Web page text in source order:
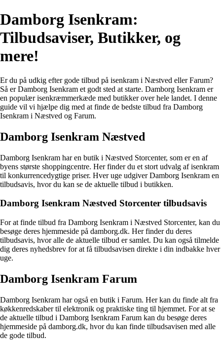
Damborg Isenkram:
Tilbudsaviser, Butikker, og
mere!
Er du på udkig efter gode tilbud på isenkram i Næstved eller Farum?
Så er Damborg Isenkram et godt sted at starte. Damborg Isenkram er
en populær isenkræmmerkæde med butikker over hele landet. I denne
guide vil vi hjælpe dig med at finde de bedste tilbud fra Damborg
Isenkram i Næstved og Farum.
Damborg Isenkram Næstved
Damborg Isenkram har en butik i Næstved Storcenter, som er en af
byens største shoppingcentre. Her finder du et stort udvalg af isenkram
til konkurrencedygtige priser. Hver uge udgiver Damborg Isenkram en
tilbudsavis, hvor du kan se de aktuelle tilbud i butikken.
Damborg Isenkram Næstved Storcenter tilbudsavis
For at finde tilbud fra Damborg Isenkram i Næstved Storcenter, kan du
besøge deres hjemmeside på damborg.dk. Her finder du deres
tilbudsavis, hvor alle de aktuelle tilbud er samlet. Du kan også tilmelde
dig deres nyhedsbrev for at få tilbudsavisen direkte i din indbakke hver
uge.
Damborg Isenkram Farum
Damborg Isenkram har også en butik i Farum. Her kan du finde alt fra
køkkenredskaber til elektronik og praktiske ting til hjemmet. For at se
de aktuelle tilbud i Damborg Isenkram Farum kan du besøge deres
hjemmeside på damborg.dk, hvor du kan finde tilbudsavisen med alle
de gode tilbud.